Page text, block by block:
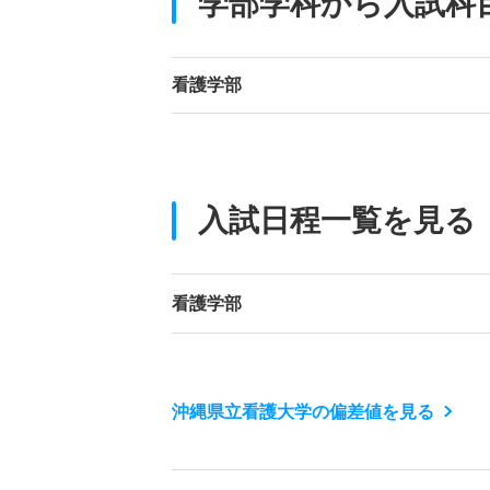
看護学部
入試日程一覧を見る
看護学部
沖縄県立看護大学の偏差値を見る